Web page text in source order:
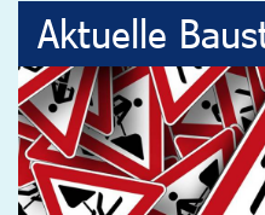
Aktuelle